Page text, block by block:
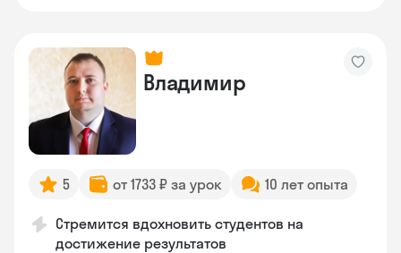
Владимир
5 от 1733 ₽ за урок 10 лет опыта
Стремится вдохновить студентов на
достижение результатов